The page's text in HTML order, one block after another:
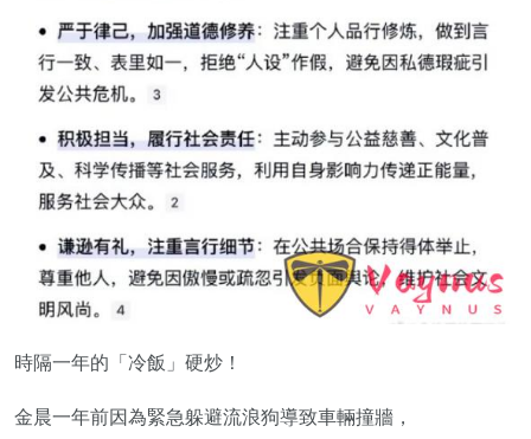
時隔一年的「冷飯」硬炒！
金晨一年前因為緊急躲避流浪狗導致車輛撞牆，